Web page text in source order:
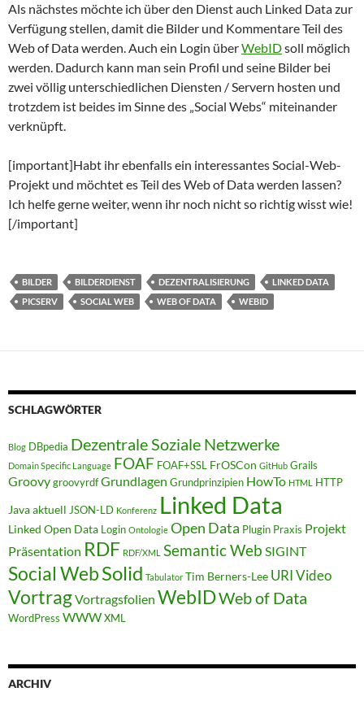
Als nächstes möchte ich über den Dienst auch Linked Data zur
Verfügung stellen, damit die Bilder und Kommentare Teil des
Web of Data werden. Auch ein Login überWebIDsoll möglich
werden. Dadurch kann man sein Profil und seine Bilder bei
zwei völlig unterschiedlichen Diensten / Servern hosten und
trotzdem ist beides im Sinne des „Social Webs“ miteinander
verknüpft.
[important]Habt ihr ebenfalls ein interessantes Social-Web-
Projekt und möchtet es Teil des Web of Data werden lassen?
Ich helfe gerne weiter, wenn ihr noch nicht so richtig wisst wie!
[/important]
BILDER BILDERDIENST DEZENTRALISIERUNG
LINKED DATA
PICSERV
SOCIAL WEB WEB OF DATA WEBID
SCHLAGWÖRTER
Blog DBpedia Dezentrale Soziale Netzwerke
Domain Specific Language FOAF FOAF+SSL FrOSCon GitHub Grails
GroovygroovyrdfGrundlagen Grundprinzipien HowTo HTML HTTP
Java aktuell JSON-LD Konferenz Linked Data
Linked Open Data Login Ontologie Open Data Plugin Praxis Projekt
Präsentation RDF RDF/XML Semantic Web SIGINT
Social WebSolid Tabulator Tim Berners-Lee URIVideo
VortragVortragsfolien WebIDWeb of Data
WordPress WWWXML
ARCHIV